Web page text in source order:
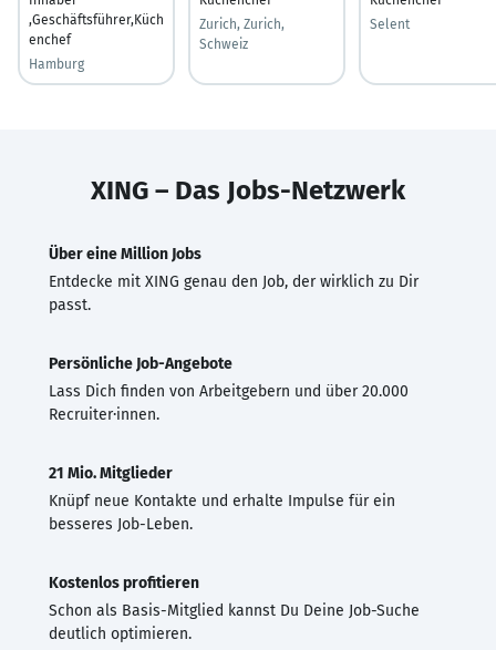
,Geschäftsführer,Küch
enchef
Hamburg
Zurich, Zurich,
Schweiz
Selent
XING – Das Jobs-Netzwerk
Über eine Million Jobs
Entdecke mit XING genau den Job, der wirklich zu Dir
passt.
Persönliche Job-Angebote
Lass Dich finden von Arbeitgebern und über 20.000
Recruiter·innen.
21 Mio. Mitglieder
Knüpf neue Kontakte und erhalte Impulse für ein
besseres Job-Leben.
Kostenlos profitieren
Schon als Basis-Mitglied kannst Du Deine Job-Suche
deutlich optimieren.